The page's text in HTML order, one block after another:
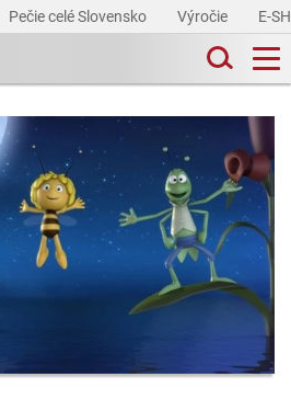
Pečie celé Slovensko Výročie E-